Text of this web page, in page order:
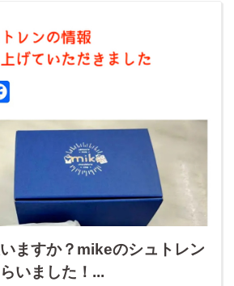
ますか？mikeのシュトレン
いました！...